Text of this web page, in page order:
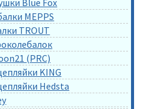
Blue Fox
MEPPS
TROUT
(PRC)
KING
Hedsta